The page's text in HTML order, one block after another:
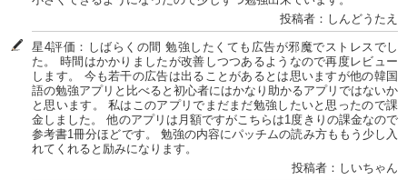
投稿者：しんどうたえ
星4評価：しばらくの間 勉強したくても広告が邪魔でストレスでし
た。 時間はかかりましたが改善しつつあるようなので再度レビュー
します。 今も若干の広告は出ることがあるとは思いますが他の韓国
語の勉強アプリと比べると初心者にはかなり助かるアプリではないか
と思います。 私はこのアプリでまだまだ勉強したいと思ったので課
金しました。 他のアプリは月額ですがこちらは1度きりの課金なので
参考書1冊分ほどです。 勉強の内容にパッチムの読み方ももう少し入
れてくれると励みになります。
投稿者：しいちゃん